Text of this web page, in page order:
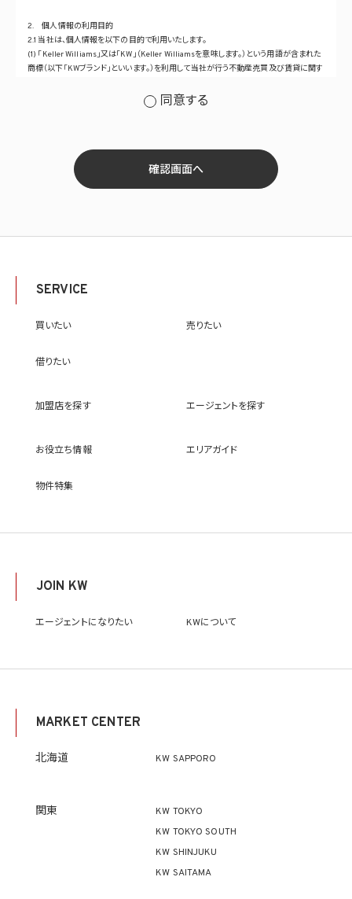
2. 個人情報の利用目的
2.1 当社は、個人情報を以下の目的で利用いたします。
(1) 「Keller Williams」又は「KW」（Keller Williamsを意味します。）という用語が含まれた
商標（以下「KWブランド」といいます。）を利用して当社が行う不動産売買及び賃貸に関す
(2) 当社サービス及び当社がKWブランドのライセンスを行う対象となる事業者（サブラ
(3) 当社の商品、サービス等のご案内のため
(4) 当社サービスに関する当社の規約、ポリシー等（以下「規約等」といいます。）に違反す
る行為に対する対応のため
(7) ①KWブランドのライセンサー（以下「KWライセンサー」といいます。）、②KWブランド
ため。なお、KWエージェントとは、KW加盟店の業務に従事する個人を意味します。また、
(8) 当社サービスを介して販売等が行われる物件に関する情報について、当社、KWライ
(9) 雇用管理及び社内手続のため（役職員の個人情報について）、並びに人材採用活動
情報を当社又はKWライセンサーが運営するウェブサイト（当社又はKWライセンサーか
(11) 株主管理、会社法その他法令上の手続対応のため（株主、新株予約権者等の個人情
(12) 当社のサービスを通じて実施された不動産に関する取引の実績について、個人を識
別できない形式に加工した統計データを作成するため
2.2 第2.1項第7号に基づいて個人情報の提供を受けた第三者は、当社サービスに関連す
報の主体である個人（以下「本人」といいます。）が、これらの利用目的で個人情報を利用
することについて同意を撤回し又は異議を述べた場合には、当社はただちにその旨を当
ず、利用目的の達成に必要な範囲を超えて個人情報を取り扱いません。但し、次の場合は
(1) 法令に基づく場合
(2) 人の生命、身体又は財産の保護のために必要がある場合であって、本人の同意を得
て、本人の同意を得ることが困難であるとき
行することに対して協力する必要がある場合であって、本人の同意を得ることにより当該
事務の遂行に支障を及ぼすおそれがあるとき
個人データを学術研究目的で取り扱う必要があるとき（当該個人データを取り扱う目的
同意する
確認画面へ
SERVICE
買いたい 売りたい
借りたい
加盟店を探す エージェントを探す
お役立ち情報 エリアガイド
物件特集
JOIN KW
エージェントになりたい KWについて
MARKET CENTER
北海道 KW SAPPORO
関東
KW TOKYO
KW TOKYO SOUTH
KW SHINJUKU
KW SAITAMA